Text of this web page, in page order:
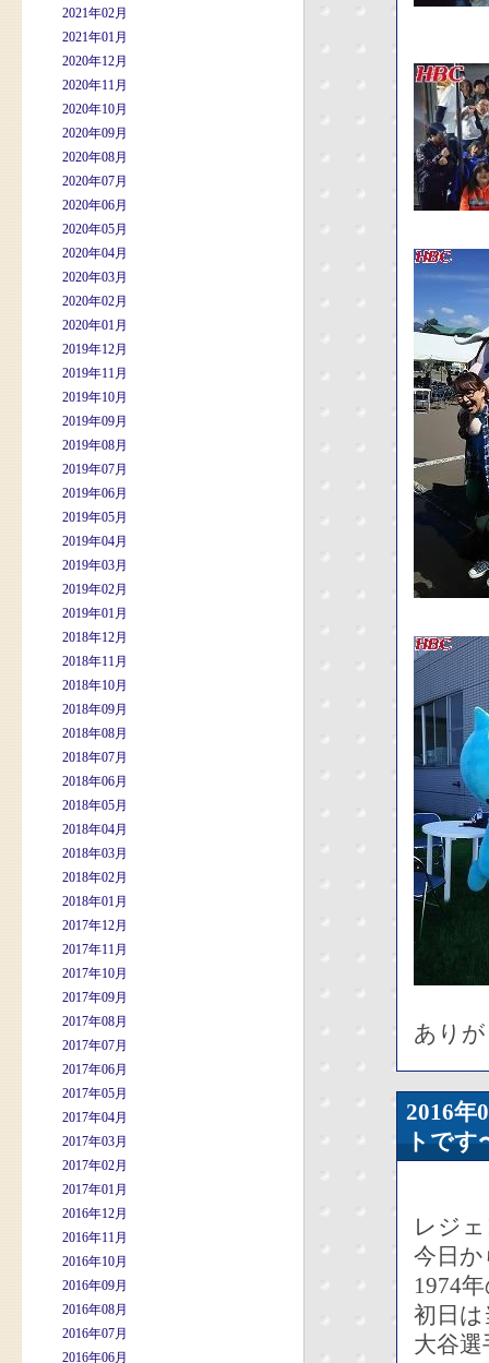
2021年02月
2021年01月
2020年12月
2020年11月
2020年10月
2020年09月
2020年08月
2020年07月
2020年06月
2020年05月
2020年04月
2020年03月
2020年02月
2020年01月
2019年12月
2019年11月
2019年10月
2019年09月
2019年08月
2019年07月
2019年06月
2019年05月
2019年04月
2019年03月
2019年02月
2019年01月
2018年12月
2018年11月
2018年10月
2018年09月
2018年08月
2018年07月
2018年06月
2018年05月
2018年04月
2018年03月
2018年02月
2018年01月
2017年12月
2017年11月
2017年10月
2017年09月
2017年08月
2017年07月
2017年06月
2017年05月
2017年04月
2017年03月
2017年02月
2017年01月
2016年12月
2016年11月
2016年10月
2016年09月
2016年08月
2016年07月
2016年06月
あり
2016
トです
レジ
今日
1974
初日
大谷